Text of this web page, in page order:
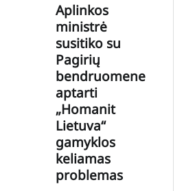
Aplinkos
ministrė
susitiko su
Pagirių
bendruomene
aptarti
„Homanit
Lietuva“
gamyklos
keliamas
problemas